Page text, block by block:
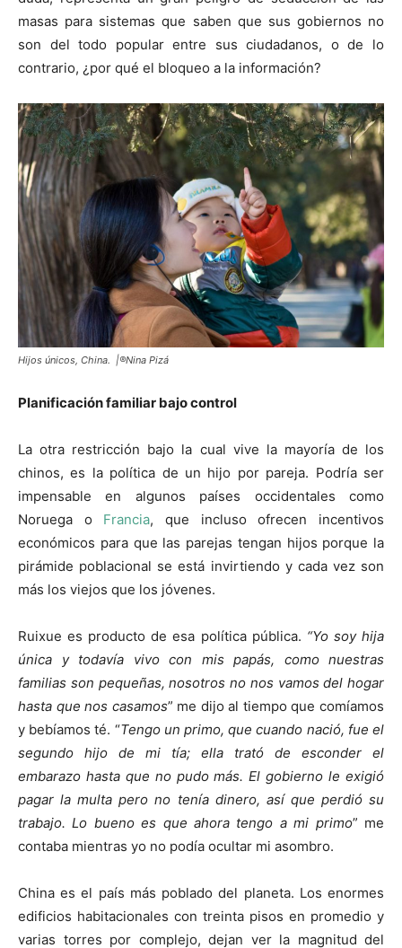
masas para sistemas que saben que sus gobiernos no
son del todo popular entre sus ciudadanos, o de lo
contrario, ¿por qué el bloqueo a la información?
Hijos únicos, China. |®Nina Pizá
Planificación familiar bajo control
La otra restricción bajo la cual vive la mayoría de los
chinos, es la política de un hijo por pareja. Podría ser
impensable en algunos países occidentales como
Noruega o Francia, que incluso ofrecen incentivos
económicos para que las parejas tengan hijos porque la
pirámide poblacional se está invirtiendo y cada vez son
más los viejos que los jóvenes.
Ruixue es producto de esa política pública. “Yo soy hija
única y todavía vivo con mis papás, como nuestras
familias son pequeñas, nosotros no nos vamos del hogar
hasta que nos casamos” me dijo al tiempo que comíamos
y bebíamos té. “Tengo un primo, que cuando nació, fue el
segundo hijo de mi tía; ella trató de esconder el
embarazo hasta que no pudo más. El gobierno le exigió
pagar la multa pero no tenía dinero, así que perdió su
trabajo. Lo bueno es que ahora tengo a mi primo” me
contaba mientras yo no podía ocultar mi asombro.
China es el país más poblado del planeta. Los enormes
edificios habitacionales con treinta pisos en promedio y
varias torres por complejo, dejan ver la magnitud del